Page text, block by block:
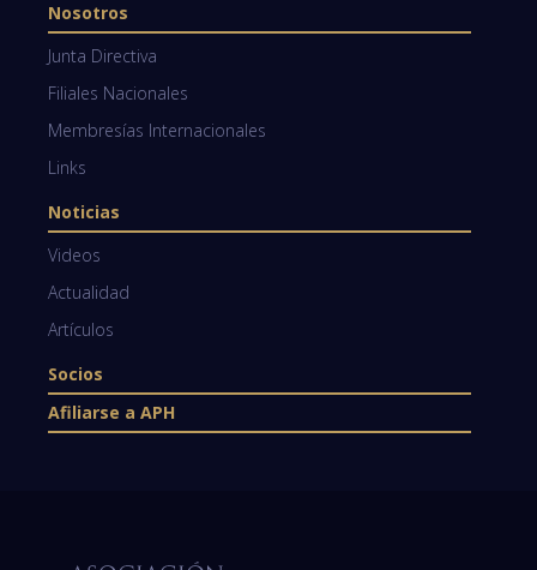
Nosotros
Junta Directiva
Filiales Nacionales
Membresías Internacionales
Links
Noticias
Videos
Actualidad
Artículos
Socios
Afiliarse a APH